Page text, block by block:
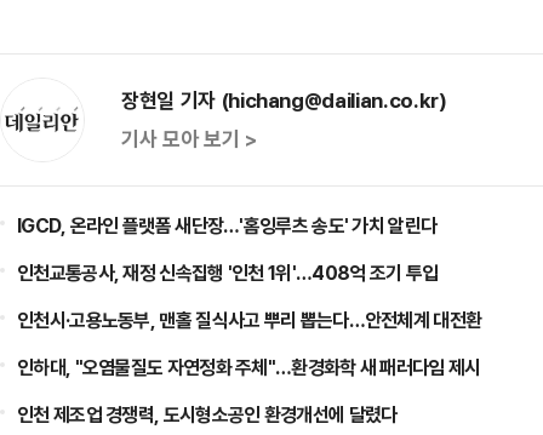
장현일 기자 (hichang@dailian.co.kr)
기사 모아 보기 >
IGCD, 온라인 플랫폼 새단장…'홈잉루츠 송도' 가치 알린다
인천교통공사, 재정 신속집행 '인천 1위'…408억 조기 투입
인천시·고용노동부, 맨홀 질식사고 뿌리 뽑는다…안전체계 대전환
인하대, "오염물질도 자연정화 주체"…환경화학 새 패러다임 제시
인천 제조업 경쟁력, 도시형소공인 환경개선에 달렸다